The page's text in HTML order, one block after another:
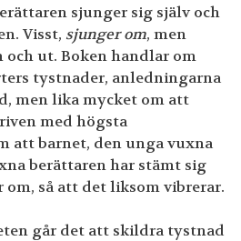
sjunger sig själv och
Visst, sjunger om, men
och ut. Boken handlar om
tystnader, anledningarna
men lika mycket om att
med högsta
att barnet, den unga vuxna
berättaren har stämt sig
så att det liksom vibrerar.
går det att skildra tystnad